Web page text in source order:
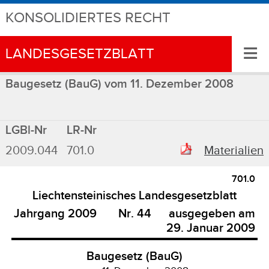
KONSOLIDIERTES RECHT
LANDESGESETZBLATT ≡
Baugesetz (BauG) vom 11. Dezember 2008
LGBl-Nr
LR-Nr
2009.044
701.0 Materialien